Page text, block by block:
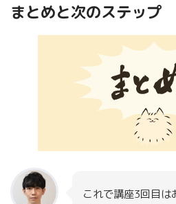
まとめと次のステップ
これで講座3回目